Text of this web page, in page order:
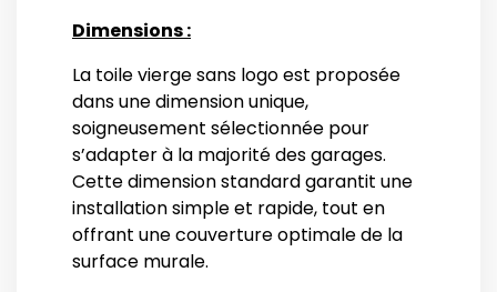
Dimensions :
La toile vierge sans logo est proposée
dans une dimension unique,
soigneusement sélectionnée pour
s’adapter à la majorité des garages.
Cette dimension standard garantit une
installation simple et rapide, tout en
offrant une couverture optimale de la
surface murale.